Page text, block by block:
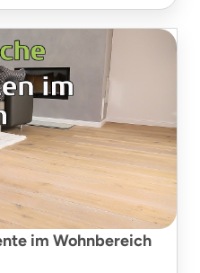
im Wohnbereich